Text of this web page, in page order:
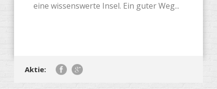
eine wissenswerte Insel. Ein guter Weg...
Aktie: